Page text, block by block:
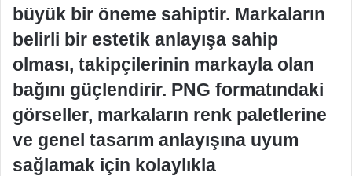
büyük bir öneme sahiptir. Markaların
belirli bir estetik anlayışa sahip
olması, takipçilerinin markayla olan
bağını güçlendirir. PNG formatındaki
görseller, markaların renk paletlerine
ve genel tasarım anlayışına uyum
sağlamak için kolaylıkla